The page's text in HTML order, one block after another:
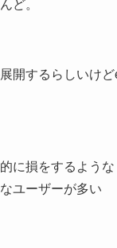
ど。
開するらしいけ
に損をするような
ユーザーが多い